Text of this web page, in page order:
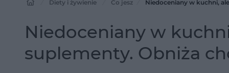
Diety i żywienie Co jesz Niedoceniany w kuchni,
Niedoceniany w
suplementy. Obniża